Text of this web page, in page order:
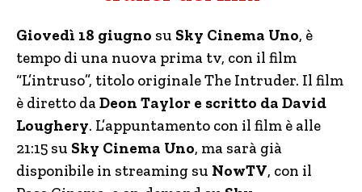
Giovedì 18 giugno su Sky Cinema Uno, è
tempo di una nuova prima tv, con il film
“L’intruso”, titolo originale The Intruder. Il film
è diretto daDeon Taylor e scritto da David
Loughery. L’appuntamento con il film è alle
21:15 su Sky Cinema Uno, ma sarà già
disponibile in streaming su NowTV, con il